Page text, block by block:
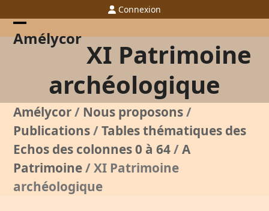
to
content
Connexion
Amélycor
Open
Close
XI Patrimoine
archéologique
Amélycor/ Nous proposons/
Publications/Tables thématiques des
Echos des colonnes 0 à 64/A
Patrimoine/XI Patrimoine
archéologique